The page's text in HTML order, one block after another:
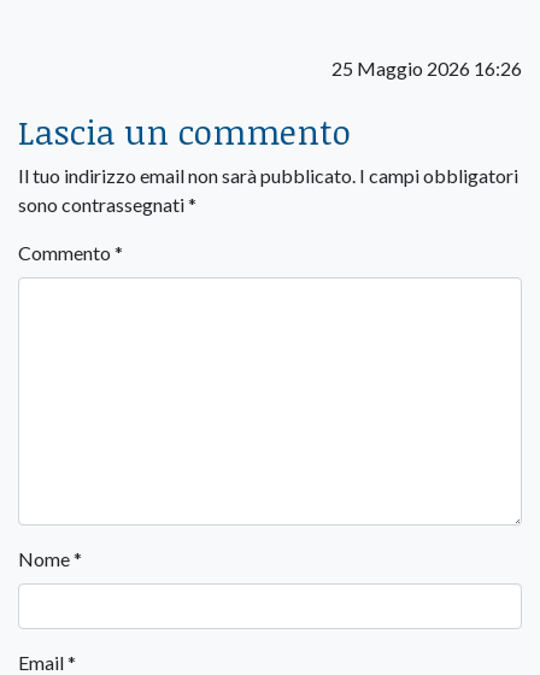
25 Maggio 2026 16:26
Lascia un commento
Il tuo indirizzo email non sarà pubblicato. I campi obbligatori
sono contrassegnati*
Commento *
Nome*
Email*